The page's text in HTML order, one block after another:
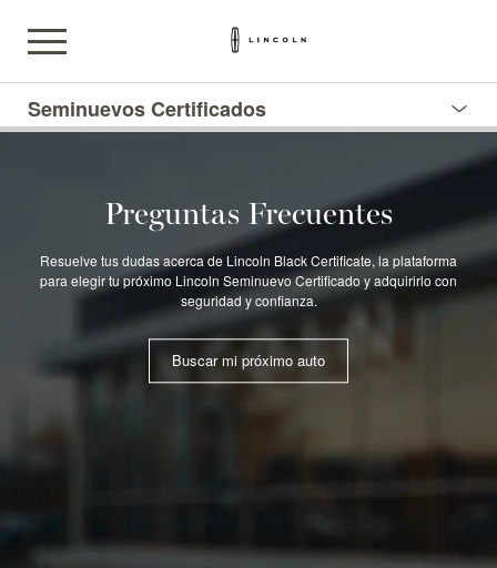
Seminuevos Certificados
Preguntas Frecuentes
Resuelve tus dudas acerca de Lincoln Black Certificate, la plataforma
para elegir tu próximo Lincoln Seminuevo Certificado y adquirirlo con
seguridad y confianza.
Buscar mi próximo auto